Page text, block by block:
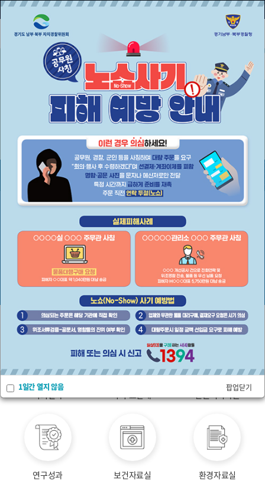
날씨정보
전광판
1일간 열지 않음 팝업닫기
실시간정보
식품 중 방사능 검사결과 실시간대기정보
실내공기질정보 녹조(조류)정보
의약품안전나라
국가생약정보
퀵메뉴
연구성과 보건자료실 환경자료실